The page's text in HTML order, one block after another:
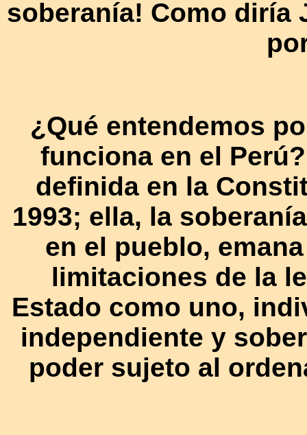
soberanía! Como diría
¿Qué entendemos
funciona en el
definida en la
1993; ella, la
en el pueblo,
limitaciones de la
Estado como uno,
independiente y
poder sujeto al